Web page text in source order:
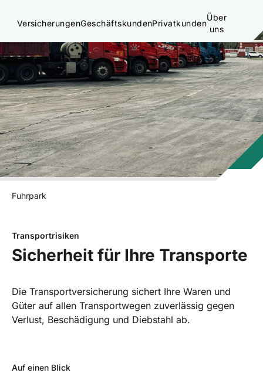
VersicherungenGeschäftskundenPrivatkunden
Über
uns
Fuhrpark
Transportrisiken
Sicherheit für Ihre Transporte
Die Transportversicherung sichert Ihre Waren und
Güter auf allen Transportwegen zuverlässig gegen
Verlust, Beschädigung und Diebstahl ab.
Auf einen Blick